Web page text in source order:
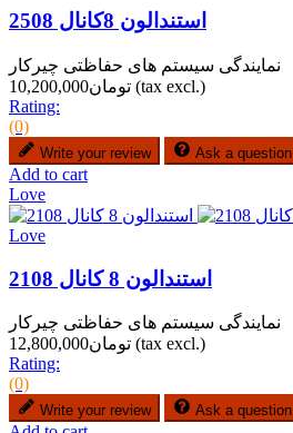
استندالون 8کانال 2508
نمایندگی سیستم های حفاظتی چیرکار
تومان10,200,000 (tax excl.)
Rating:
(0)
Write your review Ask a question
Add to cart
Love
Love
استندالون 8 کانال 2108
نمایندگی سیستم های حفاظتی چیرکار
تومان12,800,000 (tax excl.)
Rating:
(0)
Write your review Ask a question